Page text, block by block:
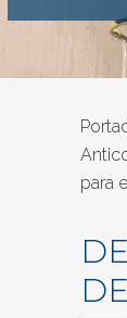
para